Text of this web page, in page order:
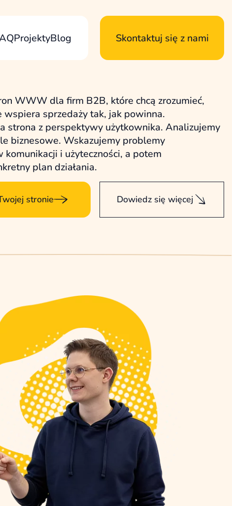
ProjektyBlog Skontaktuj się z nami
WWW dla firm B2B, które chcą zrozumieć,
wspiera sprzedaży tak, jak powinna.
strona z perspektywy użytkownika. Analizujemy
biznesowe. Wskazujemy problemy
i użyteczności, a potem
plan działania.
stronie Dowiedz się więcej